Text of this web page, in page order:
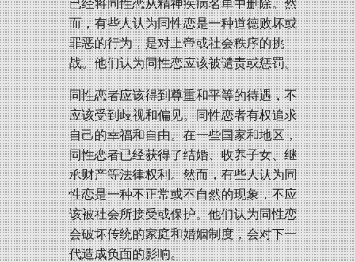
已经将同性恋从精神疾病名单中删除。然
而，有些人认为同性恋是一种道德败坏或
罪恶的行为，是对上帝或社会秩序的挑
战。他们认为同性恋应该被谴责或惩罚。
同性恋者应该得到尊重和平等的待遇，不
应该受到歧视和偏见。同性恋者有权追求
自己的幸福和自由。在一些国家和地区，
同性恋者已经获得了结婚、收养子女、继
承财产等法律权利。然而，有些人认为同
性恋是一种不正常或不自然的现象，不应
该被社会所接受或保护。他们认为同性恋
会破坏传统的家庭和婚姻制度，会对下一
代造成负面的影响。